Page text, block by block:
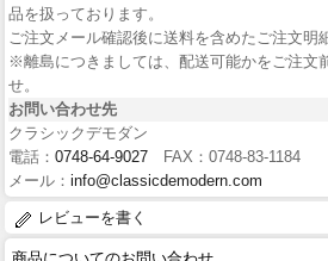
品を扱っております。
ご注文メール確認後に送料を含めたご注文明
※離島につきましては、配送可能かをご注文
せ。
お問い合わせ先
クラシックデモダン
電話： 0748-64-9027 FAX：0748-83-1184
メール： info@classicdemodern.com
レビューを書く